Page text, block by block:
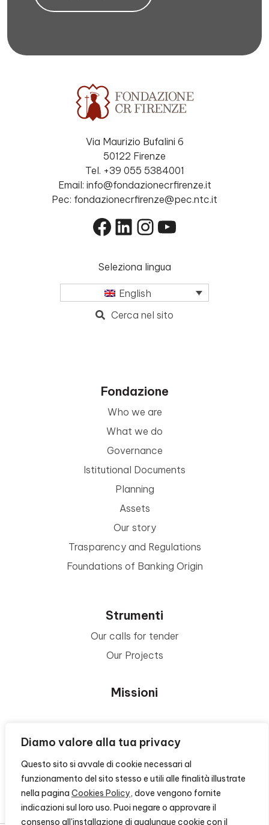
Diamo valore alla tua privacy
Questo sito si avvale di cookie necessari al
funzionamento del sito stesso e utili alle finalità illustrate
nella pagina Cookies Policy, dove vengono fornite
indicazioni sul loro uso. Puoi negare o approvare il
consenso all'installazione di qualunque cookie con il
Via Maurizio Bufalini 6
50122 Firenze
Tel. +39 055 5384001
Email: info@fondazionecrfirenze.it
Pec: fondazionecrfirenze@pec.ntc.it
Facebook
LinkedIn
Instagram
YouTube
Seleziona lingua
English
Cerca nel sito
Fondazione
Who we are
What we do
Governance
Istitutional Documents
Planning
Assets
Our story
Trasparency and Regulations
Foundations of Banking Origin
Strumenti
Our calls for tender
Our Projects
Missioni
Area Beneficiari
Privacy e Informative
Contacts